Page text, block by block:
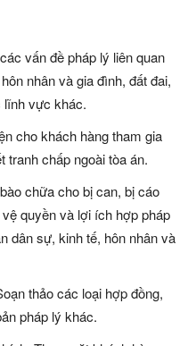
vấn đề pháp lý liên quan
nhân và gia đình, đất đai,
lĩnh vực khác.
cho khách hàng tham gia
tranh chấp ngoài tòa án.
chữa cho bị can, bị cáo
quyền và lợi ích hợp pháp
dân sự, kinh tế, hôn nhân và
thảo các loại hợp đồng,
pháp lý khác.